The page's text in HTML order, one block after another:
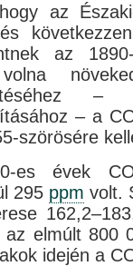
az
az
– a
szörösére
es évek
295 ppm volt.
az elmúlt 800
idején a